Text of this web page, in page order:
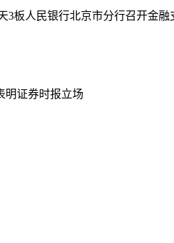
3板人民银行北京市分行召开金
明证券时报立场